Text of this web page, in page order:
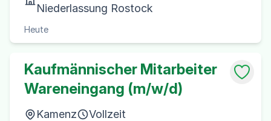
Niederlassung Rostock
Heute
Kaufmännischer Mitarbeiter
Wareneingang (m/w/d)
Kamenz
Vollzeit